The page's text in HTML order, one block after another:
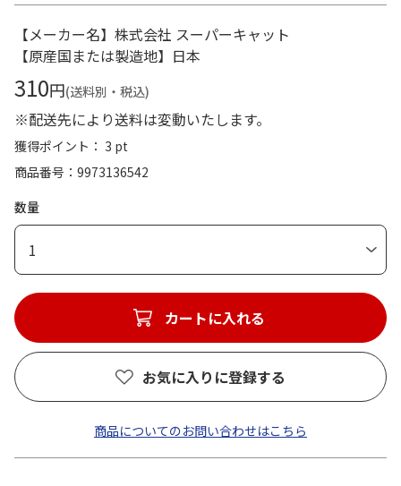
【メーカー名】株式会社 スーパーキャット
【原産国または製造地】日本
310円(送料別・税込)
※配送先により送料は変動いたします。
獲得ポイント： 3 pt
商品番号
9973136542
数量
1
カートに入れる
お気に入りに登録する
商品についてのお問い合わせはこちら